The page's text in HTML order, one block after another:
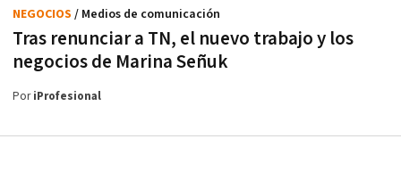
Tras renunciar a TN, el nuevo trabajo y los
negocios de Marina Señuk
NEGOCIOS / Medios de comunicación
PoriProfesional